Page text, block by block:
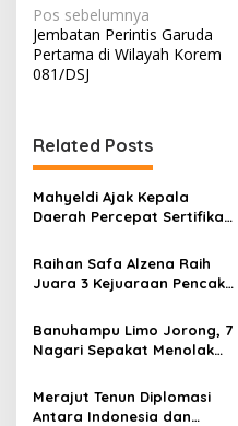
N
a
v
g
a
s
i
p
o
s
Pos sebelumnya
Jembatan Perintis Garuda
Pertama di Wilayah Korem
081/DSJ
Related Posts
Mahyeldi Ajak Kepala
Daerah Percepat Sertifikasi
Pusat Ekosistem Halal
Nasional
Raihan Safa Alzena Raih
Juara 3 Kejuaraan Pencak
Sumatera Barat
Banuhampu Limo Jorong, 7
Nagari Sepakat Menolak
Merajut Tenun Diplomasi
Antara Indonesia dan